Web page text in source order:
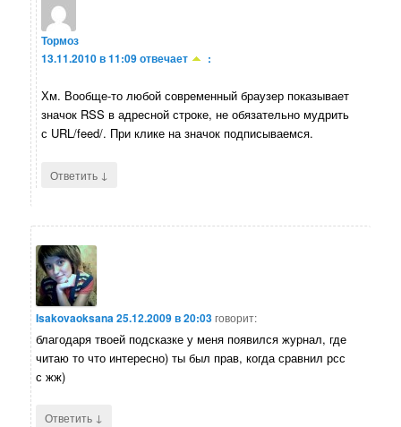
Тормоз
13.11.2010 в 11:09отвечает :
Хм. Вообще-то любой современный браузер показывает
значок RSS в адресной строке, не обязательно мудрить
с URL/feed/. При клике на значок подписываемся.
Ответить ↓
Isakovaoksana25.12.2009 в 20:03говорит:
благодаря твоей подсказке у меня появился журнал, где
читаю то что интересно) ты был прав, когда сравнил рсс
с жж)
Ответить ↓